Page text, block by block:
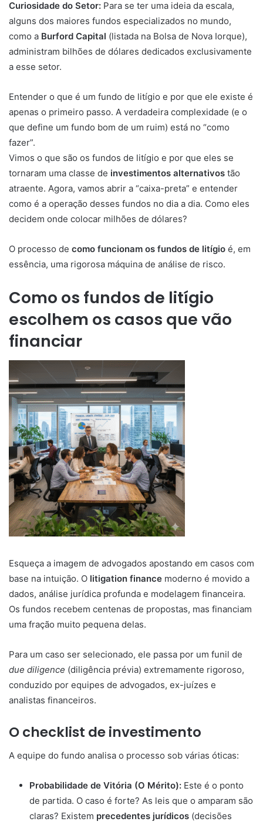
Curiosidade do Setor: Para se ter uma ideia da escala,
alguns dos maiores fundos especializados no mundo,
como a Burford Capital (listada na Bolsa de Nova Iorque),
administram bilhões de dólares dedicados exclusivamente
a esse setor.
Entender o que é um fundo de litígio e por que ele existe é
apenas o primeiro passo. A verdadeira complexidade (e o
que define um fundo bom de um ruim) está no “como
fazer”.
Vimos o que são os fundos de litígio e por que eles se
tornaram uma classe de investimentos alternativos tão
atraente. Agora, vamos abrir a “caixa-preta” e entender
como é a operação desses fundos no dia a dia. Como eles
decidem onde colocar milhões de dólares?
O processo de como funcionam os fundos de litígio é, em
essência, uma rigorosa máquina de análise de risco.
Como os fundos de litígio
escolhem os casos que vão
financiar
Esqueça a imagem de advogados apostando em casos com
base na intuição. O litigation finance moderno é movido a
dados, análise jurídica profunda e modelagem financeira.
Os fundos recebem centenas de propostas, mas financiam
uma fração muito pequena delas.
Para um caso ser selecionado, ele passa por um funil de
due diligence (diligência prévia) extremamente rigoroso,
conduzido por equipes de advogados, ex-juízes e
analistas financeiros.
O checklist de investimento
A equipe do fundo analisa o processo sob várias óticas:
Probabilidade de Vitória (O Mérito): Este é o ponto
de partida. O caso é forte? As leis que o amparam são
claras? Existem precedentes jurídicos (decisões